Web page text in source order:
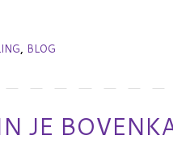
, BLOG
JE